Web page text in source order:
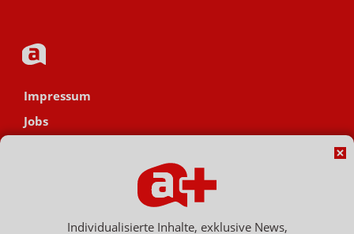
Impressum
Jobs
Hinweisgebersystem
Individualisierte Inhalte, exklusive News,